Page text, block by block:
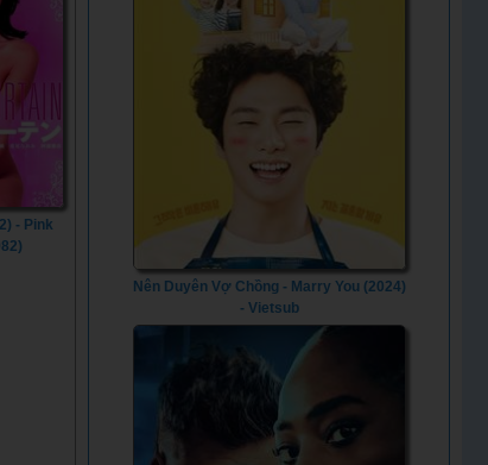
- Pink
Nên Duyên Vợ Chồng - Marry You (2024)
- Vietsub